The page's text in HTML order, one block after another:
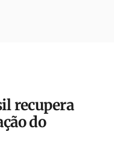
recupera
do